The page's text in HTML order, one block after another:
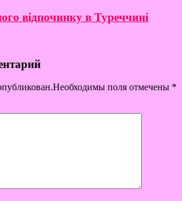
відпочинку в Туреччині
поля отмечены *